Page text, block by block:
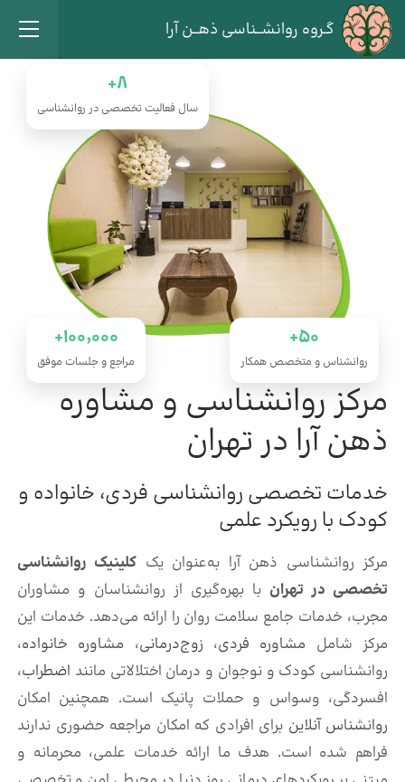
گـروه روانشــناسی ذهــن آرا
8+
سال فعالیت تخصصی در روانشناسی
100٬000+
مراجع و جلسات موفق
50+
روانشناس و متخصص همکار
مرکز روانشناسی و مشاوره
ذهن آرا در تهران
خدمات تخصصی روانشناسی فردی، خانواده و
کودک با رویکرد علمی
مرکز روانشناسی ذهن آرا به‌عنوان یک کلینیک روانشناسی
تخصصی در تهران با بهره‌گیری از روانشناسان و مشاوران
مجرب، خدمات جامع سلامت روان را ارائه می‌دهد. خدمات این
مرکز شامل مشاوره فردی، زوج‌درمانی، مشاوره خانواده،
روانشناسی کودک و نوجوان و درمان اختلالاتی مانند اضطراب،
افسردگی، وسواس و حملات پانیک است. همچنین امکان
روانشناس آنلاین برای افرادی که امکان مراجعه حضوری ندارند
فراهم شده است. هدف ما ارائه خدمات علمی، محرمانه و